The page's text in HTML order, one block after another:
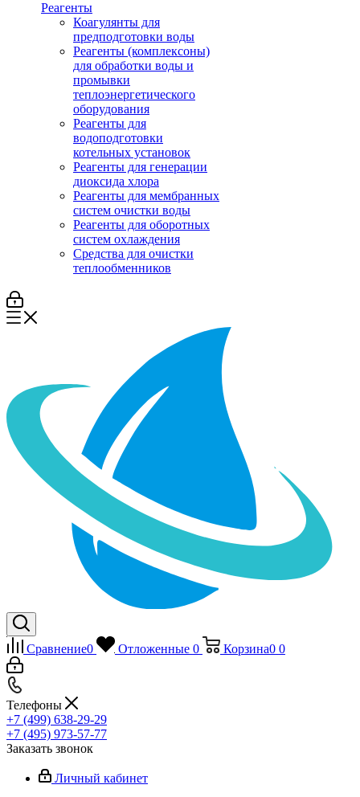
Реагенты
Коагулянты для
предподготовки воды
Реагенты (комплексоны)
для обработки воды и
промывки
теплоэнергетического
оборудования
Реагенты для
водоподготовки
котельных установок
Реагенты для генерации
диоксида хлора
Реагенты для мембранных
систем очистки воды
Реагенты для оборотных
систем охлаждения
Средства для очистки
теплообменников
Сравнение0 Отложенные 0 Корзина0 0
Телефоны
+7 (499) 638-29-29
+7 (495) 973-57-77
Заказать звонок
Личный кабинет